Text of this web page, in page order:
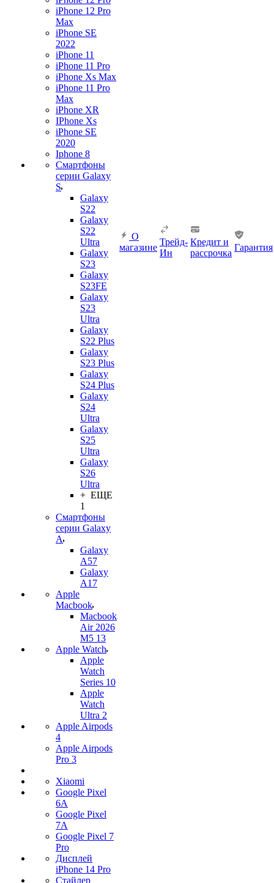
iPhone 12 Pro
Max
iPhone SE
2022
iPhone 11
iPhone 11 Pro
iPhone Xs Max
iPhone 11 Pro
Max
iPhone XR
IPhone Xs
iPhone SE
2020
Iphone 8
Смартфоны
серии Galaxy
S
Galaxy
S22
Galaxy
S22
Ultra
Galaxy
S23
Galaxy
S23FE
Galaxy
S23
Ultra
Galaxy
S22 Plus
Galaxy
S23 Plus
Galaxy
S24 Plus
Galaxy
S24
Ultra
Galaxy
S25
Ultra
Galaxy
S26
Ultra
+ ЕЩЕ
1
Смартфоны
серии Galaxy
A
Galaxy
A57
Galaxy
A17
Apple
Macbook
Macbook
Air 2026
M5 13
Apple Watch
Apple
Watch
Series 10
Apple
Watch
Ultra 2
Apple Airpods
4
Apple Airpods
Pro 3
Xiaomi
Google Pixel
6A
Google Pixel
7А
Google Pixel 7
Pro
Дисплей
iPhone 14 Pro
Стайлер
О
магазине
Трейд-
Ин
Кредит и
рассрочка
Гарантия